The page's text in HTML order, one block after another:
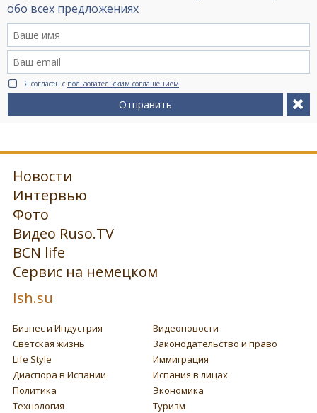
обо всех предложениях
Я согласен с пользовательским соглашением
Отправить
Новости
Интервью
Фото
Видео Ruso.TV
BCN life
Сервис на немецком
Ish.su
Бизнес и Индустрия
Видеоновости
Светская жизнь
Законодательство и право
Life Style
Иммиграция
Диаспора в Испании
Испания в лицах
Политика
Экономика
Технология
Туризм